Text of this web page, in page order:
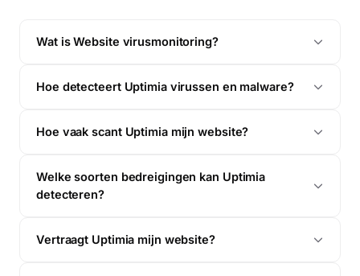
Wat is Website virusmonitoring?
Hoe detecteert Uptimia virussen en malware?
Hoe vaak scant Uptimia mijn website?
Welke soorten bedreigingen kan Uptimia
detecteren?
Vertraagt Uptimia mijn website?